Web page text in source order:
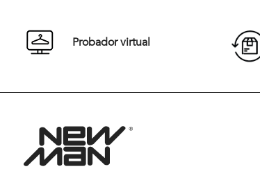
Comprar
Probador virtual